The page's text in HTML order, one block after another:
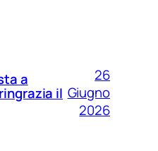
a
il
26
Giugno
2026